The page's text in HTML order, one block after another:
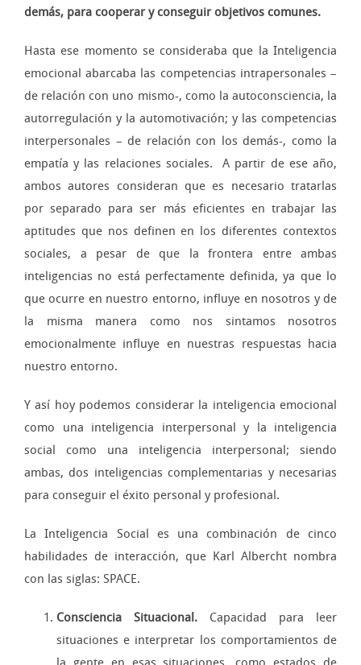
demás, para cooperar y conseguir objetivos comunes.
Hasta ese momento se consideraba que la Inteligencia
emocional abarcaba las competencias intrapersonales –
de relación con uno mismo-, como la autoconsciencia, la
autorregulación y la automotivación; y las competencias
interpersonales – de relación con los demás-, como la
empatía y las relaciones sociales. A partir de ese año,
ambos autores consideran que es necesario tratarlas
por separado para ser más eficientes en trabajar las
aptitudes que nos definen en los diferentes contextos
sociales, a pesar de que la frontera entre ambas
inteligencias no está perfectamente definida, ya que lo
que ocurre en nuestro entorno, influye en nosotros y de
la misma manera como nos sintamos nosotros
emocionalmente influye en nuestras respuestas hacia
nuestro entorno.
Y así hoy podemos considerar la inteligencia emocional
como una inteligencia interpersonal y la inteligencia
social como una inteligencia interpersonal; siendo
ambas, dos inteligencias complementarias y necesarias
para conseguir el éxito personal y profesional.
La Inteligencia Social es una combinación de cinco
habilidades de interacción, que Karl Albercht nombra
con las siglas: SPACE.
Consciencia Situacional. Capacidad para leer
situaciones e interpretar los comportamientos de